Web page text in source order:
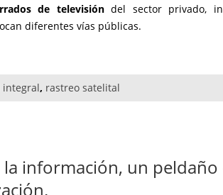
de televisióndel sector privado,
diferentes vías públicas.
integral, rastreo satelital
la información, un